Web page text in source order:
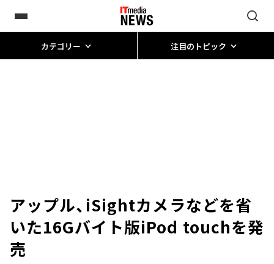
カテゴリー 注目のトピック
アップル、iSightカメラなどを省
いた16Gバイト版iPod touchを発
売